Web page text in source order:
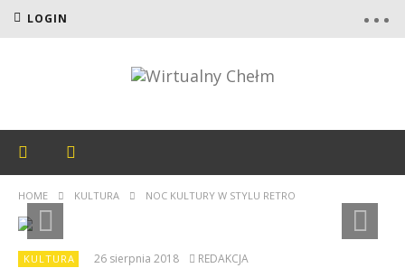
LOGIN
HOME KULTURA NOC KULTURY W STYLU RETRO
KULTURA 26 sierpnia 2018 REDAKCJA